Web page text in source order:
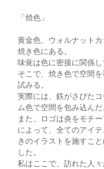
「焼色」
黄金色、ウォルナット
焼き色にある。
味覚は色に密接に関係
そこで、焼き色で空間
試みる。
実際には、鉄がさびた
ム色で空間を包み込んだ
また、ロゴは炎をモチ
によって、全てのアイ
きのイラストを施すこ
した。
私はここで、訪れた人